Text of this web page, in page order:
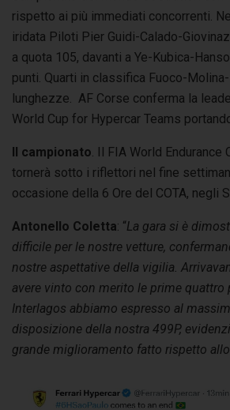
rispetto ai più immediati concorrenti.
iridata Piloti Pier Guidi-Calado-
a quota 105, davanti a Ye-Kubica-
punti. Quarti in classifica Fuoco-
lunghezze. AF Corse conferma la
World Cup for Hypercar Teams
Il campionato . Il FIA World Endurance
tornerà sotto i riflettori nel fine
occasione della 6 Ore del COTA, negli
Antonello Coletta: “La gara si è
difficile per le nostre vetture,
nostre aspettative della vigilia.
avere vinto con merito le prime quattro
Interlagos abbiamo espresso al
disposizione della nostra 499P,
grande miglioramento fatto rispetto